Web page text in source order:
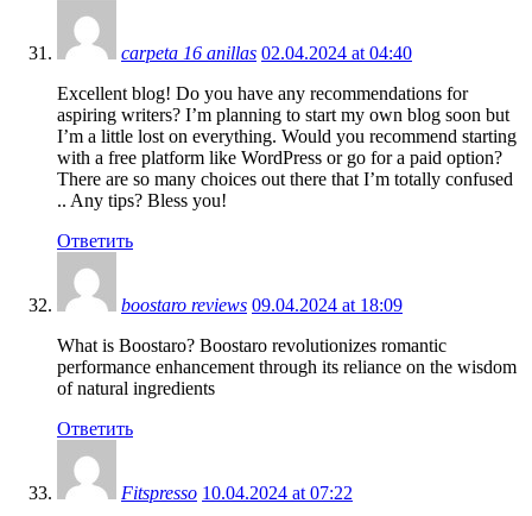
carpeta 16 anillas 02.04.2024 at 04:40
Excellent blog! Do you have any recommendations for
aspiring writers? I’m planning to start my own blog soon but
I’m a little lost on everything. Would you recommend starting
with a free platform like WordPress or go for a paid option?
There are so many choices out there that I’m totally confused
.. Any tips? Bless you!
Ответить
boostaro reviews 09.04.2024 at 18:09
What is Boostaro? Boostaro revolutionizes romantic
performance enhancement through its reliance on the wisdom
of natural ingredients
Ответить
Fitspresso 10.04.2024 at 07:22